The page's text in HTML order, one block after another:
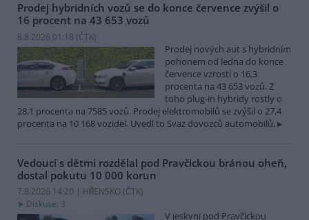
Prodej hybridních vozů se do konce července zvýšil o
16 procent na 43 653 vozů
8.8.2026 01:18 (ČTK)
Prodej nových aut s hybridním
pohonem od ledna do konce
července vzrostl o 16,3
procenta na 43 653 vozů. Z
toho plug-in hybridy rostly o
28,1 procenta na 7585 vozů. Prodej elektromobilů se zvýšil o 27,4
procenta na 10 168 vozidel. Uvedl to Svaz dovozců automobilů.
Vedoucí s dětmi rozdělal pod Pravčickou bránou oheň,
dostal pokutu 10 000 korun
7.8.2026 14:20 | HŘENSKO (ČTK)
Diskuse: 3
V jeskyni pod Pravčickou